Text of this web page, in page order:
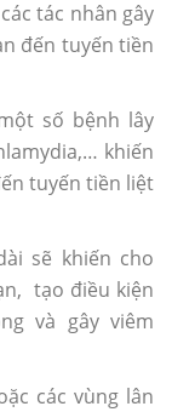
tác nhân gây
đến tuyến tiền
số bệnh lây
khiến
tuyến tiền liệt
sẽ khiến cho
tạo điều kiện
và gây viêm
các vùng lân